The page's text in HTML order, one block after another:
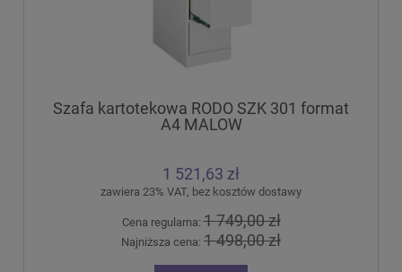
Szafa kartotekowa RODO SZK 301 format
A4 MALOW
1 521,63 zł
zawiera 23% VAT, bez kosztów dostawy
Cena regularna:1 749,00 zł
Najniższa cena: 1 498,00 zł